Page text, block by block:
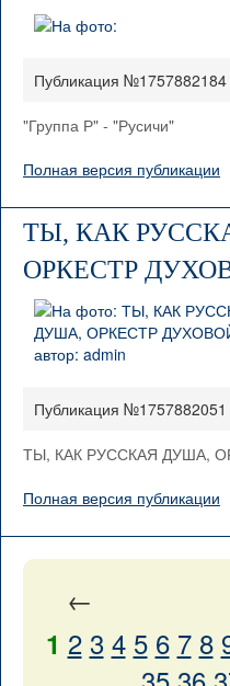
Публикация №1757882184
"Группа Р" - "Русичи"
Полная версия публикации
ТЫ, КАК
ОРКЕСТР
Публикация №1757882051
ТЫ, КАК РУССКАЯ ДУША,
Полная версия публикации
←
1 2 3 4 5 6 7 8